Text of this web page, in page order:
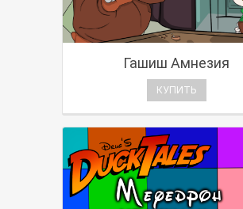
Гашиш Амнезия
КУПИТЬ